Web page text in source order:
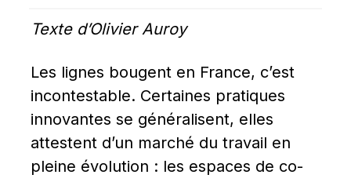
Texte d’Olivier Auroy
Les lignes bougent en France, c’est
incontestable. Certaines pratiques
innovantes se généralisent, elles
attestent d’un marché du travail en
pleine évolution : les espaces de co-